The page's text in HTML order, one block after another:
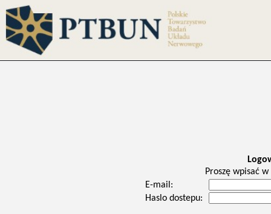
Proszę wpisać
E-mail:
Haslo dostepu: